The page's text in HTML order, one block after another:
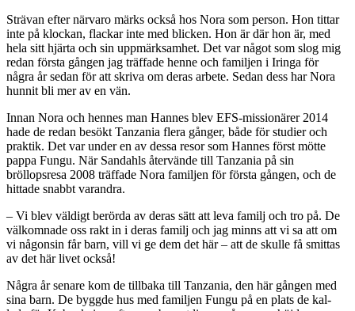
Strävan efter närvaro märks också hos Nora som person. Hon tittar
inte på klockan, flackar inte med blicken. Hon är där hon är, med
hela sitt hjärta och sin uppmärksamhet. Det var något som slog mig
redan första gången jag träffade henne och familjen i Iringa för
några år sedan för att skriva om deras arbete. Sedan dess har Nora
hunnit bli mer av en vän.
Innan Nora och hennes man Hannes blev EFS-missionärer 2014
hade de redan besökt Tanzania flera gånger, både för studier och
praktik. Det var under en av dessa resor som Hannes först mötte
pappa Fungu. När Sandahls återvände till Tanzania på sin
bröllopsresa 2008 träffade Nora familjen för första gången, och de
hittade snabbt varandra.
– Vi blev väldigt berörda av deras sätt att leva familj och tro på. De
välkomnade oss rakt in i deras familj och jag minns att vi sa att om
vi någonsin får barn, vill vi ge dem det här – att de skulle få smittas
av det här livet också!
Några år senare kom de tillbaka till Tanzania, den här gången med
sina barn. De byggde hus med familjen Fungu på en plats de kal-